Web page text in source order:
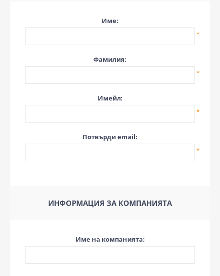
Име:
*
Фамилия:
*
Имейл:
*
Потвърди email:
*
ИНФОРМАЦИЯ ЗА КОМПАНИЯТА
Име на компанията: